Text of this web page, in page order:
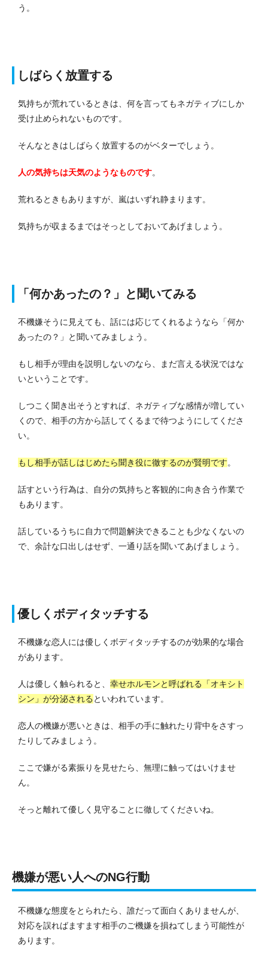
う。
しばらく放置する
気持ちが荒れているときは、何を言ってもネガティブにしか
受け止められないものです。
そんなときはしばらく放置するのがベターでしょう。
人の気持ちは天気のようなものです。
荒れるときもありますが、嵐はいずれ静まります。
気持ちが収まるまではそっとしておいてあげましょう。
「何かあったの？」と聞いてみる
不機嫌そうに見えても、話には応じてくれるようなら「何か
あったの？」と聞いてみましょう。
もし相手が理由を説明しないのなら、まだ言える状況ではな
いということです。
しつこく聞き出そうとすれば、ネガティブな感情が増してい
くので、相手の方から話してくるまで待つようにしてくださ
い。
もし相手が話しはじめたら聞き役に徹するのが賢明です。
話すという行為は、自分の気持ちと客観的に向き合う作業で
もあります。
話しているうちに自力で問題解決できることも少なくないの
で、余計な口出しはせず、一通り話を聞いてあげましょう。
優しくボディタッチする
不機嫌な恋人には優しくボディタッチするのが効果的な場合
があります。
人は優しく触られると、 幸せホルモンと呼ばれる「オキシト
シン」が分泌される といわれています。
恋人の機嫌が悪いときは、相手の手に触れたり背中をさすっ
たりしてみましょう。
ここで嫌がる素振りを見せたら、無理に触ってはいけませ
ん。
そっと離れて優しく見守ることに徹してくださいね。
機嫌が悪い人へのNG行動
不機嫌な態度をとられたら、誰だって面白くありませんが、
対応を誤ればますます相手のご機嫌を損ねてしまう可能性が
あります。